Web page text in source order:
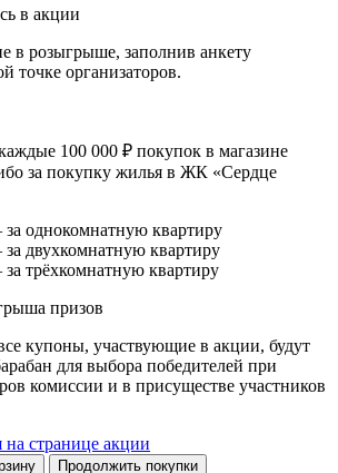
в акции
в розыгрыше, заполнив анкету
точке организаторов.
100 000 ₽ покупок в магазине
за покупку жилья в ЖК «Сердце
однокомнатную квартиру
двухкомнатную квартиру
трёхкомнатную квартиру
призов
купоны, участвующие в акции, будут
для выбора победителей при
комиссии и в присуществе участников
странице акции
Продолжить покупки